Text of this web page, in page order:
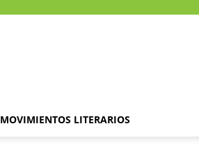
MOVIMIENTOS LITERARIOS